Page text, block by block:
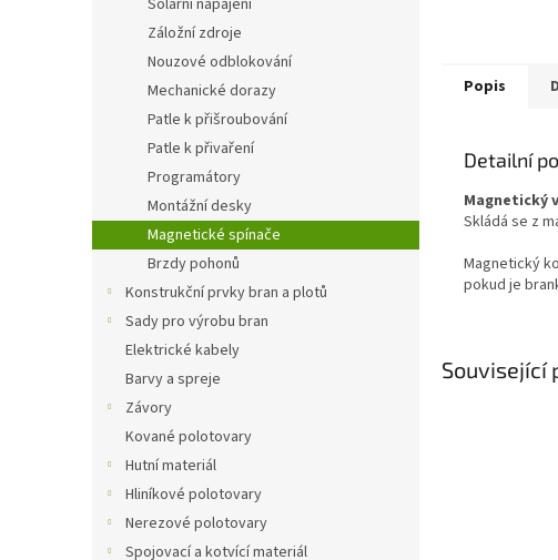
Solární napájení
Záložní zdroje
Nouzové odblokování
Mechanické dorazy
Patle k přišroubování
Patle k přivaření
Programátory
Montážní desky
Magnetické spínače
Brzdy pohonů
Konstrukční prvky bran a plotů
Sady pro výrobu bran
Elektrické kabely
Barvy a spreje
Závory
Kované polotovary
Hutní materiál
Hliníkové polotovary
Nerezové polotovary
Spojovací a kotvící materiál
Související
Popis
Detailní
Magnetický
Skládá se z
Magnetický
pokud je